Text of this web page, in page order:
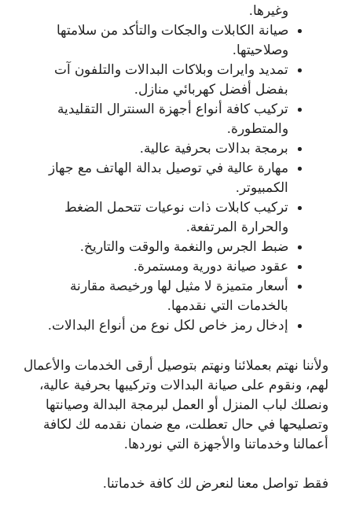
وغيرها.
صيانة الكابلات والجكات والتأكد من سلامتها
وصلاحيتها.
تمديد وايرات وبلاكات البدالات والتلفون آت
بفضل أفضل كهربائي منازل.
تركيب كافة أنواع أجهزة السنترال التقليدية
والمتطورة.
برمجة بدالات بحرفية عالية.
مهارة عالية في توصيل بدالة الهاتف مع جهاز
الكمبيوتر.
تركيب كابلات ذات نوعيات تتحمل الضغط
والحرارة المرتفعة.
ضبط الجرس والنغمة والوقت والتاريخ.
عقود صيانة دورية ومستمرة.
أسعار متميزة لا مثيل لها ورخيصة مقارنة
بالخدمات التي نقدمها.
إدخال رمز خاص لكل نوع من أنواع البدالات.
ولأننا نهتم بعملائنا ونهتم بتوصيل أرقى الخدمات والأعمال
لهم، ونقوم على صيانة البدالات وتركيبها بحرفية عالية،
ونصلك لباب المنزل أو العمل لبرمجة البدالة وصيانتها
وتصليحها في حال تعطلت، مع ضمان نقدمه لك لكافة
أعمالنا وخدماتنا والأجهزة التي نوردها.
فقط تواصل معنا لنعرض لك كافة خدماتنا.